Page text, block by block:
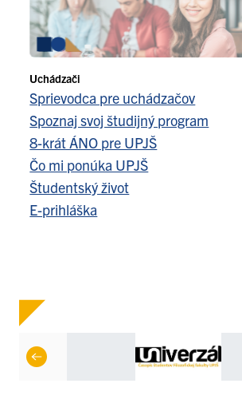
Uchádzači
Sprievodca pre uchádzačov
Spoznaj svoj študijný program
8-krát ÁNO pre UPJŠ
Čo mi ponúka UPJŠ
Študentský život
E-prihláška